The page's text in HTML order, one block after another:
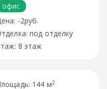
офис
-2руб.
под отделку
8 этаж
144 м2